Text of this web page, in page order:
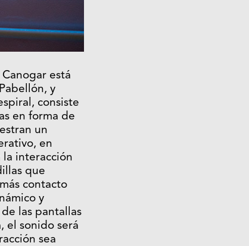
está
y
consiste
en forma de
un
en
la interacción
que
contacto
y
las pantallas
el sonido será
sea